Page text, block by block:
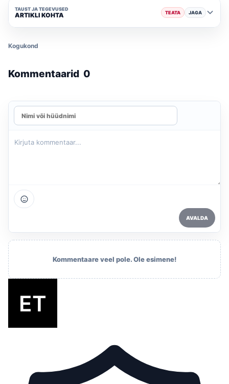
TAUST JA TEGEVUSED
ARTIKLI KOHTA TEATA JAGA
Kogukond
Kommentaarid 0
AVALDA
Kommentaare veel pole. Ole esimene!